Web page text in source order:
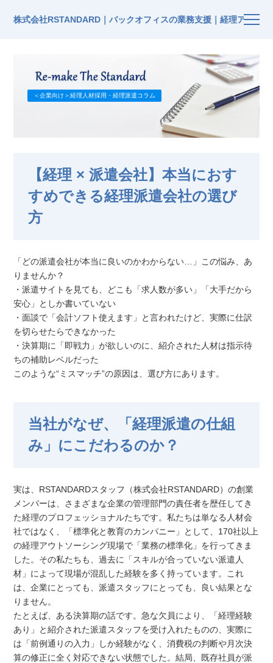
株式会社RSTANDARD｜バックオフィスの業務支援｜経理アウト
＜企業向け＞経理人材採用・経理派遣コラム
【経理 × 派遣会社】本当におす
すめできる経理派遣会社の選び
方
「どの派遣会社が本当に良いのかわからない…」この悩み、あ
りませんか？
・派遣サイトを見ても、どこも「求人数が多い」「大手だから
安心」としか書いていない
・面談で「会計ソフト使えます」と言われたけど、実際に仕訳
を切らせたらできなかった
・決算期に「即戦力」が欲しいのに、紹介された人材は指示待
ちの補助レベルだった
このような“ミスマッチ”の原因は、選び方にあります。
当社がなぜ、「経理派遣の仕組
み」にこだわるのか？
実は、RSTANDARDスタッフ（株式会社RSTANDARD）の創業
メンバーは、さまざまな企業の管理部門の責任者を歴任してき
た経理のプロフェッショナルたちです。私たちは単なる人材会
社ではなく、「標準化と教育のカンパニー」として、170社以上
の経理アウトソーシング現場で「業務の標準化」を行ってきま
した。その私たちも、過去に「スキルが合っていない派遣人
材」によって現場が混乱した経験を多く持っています。これ
は、企業にとっても、派遣スタッフにとっても、良い結果とな
りません。
たとえば、ある決算期の話です。急な欠員により、「経理経験
あり」と紹介された派遣スタッフを受け入れたものの、実際に
は「前例通りの入力」しか経験がなく、消費税の判断や月次決
算の修正に全く対応できない状態でした。結局、既存社員が派